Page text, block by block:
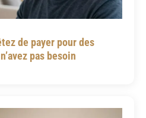
de payer pour des
pas besoin